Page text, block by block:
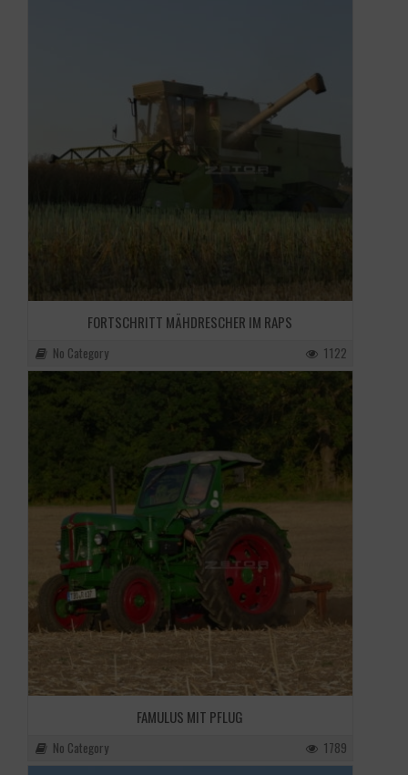
FORTSCHRITT MÄHDRESCHER IM RAPS
No Category 1122
FAMULUS MIT PFLUG
No Category 1789